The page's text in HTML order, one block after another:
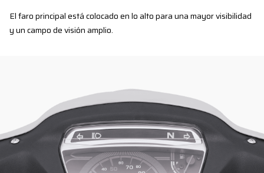
El faro principal está colocado en lo alto para una mayor visibilidad
y un campo de visión amplio.